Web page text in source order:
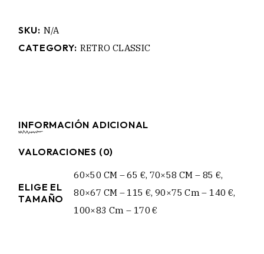
SKU: N/A
CATEGORY: RETRO CLASSIC
INFORMACIÓN ADICIONAL
VALORACIONES (0)
ELIGE EL
TAMAÑO
60×50 CM – 65 €, 70×58 CM – 85 €,
80×67 CM – 115 €, 90×75 Cm – 140 €,
100×83 Cm – 170 €